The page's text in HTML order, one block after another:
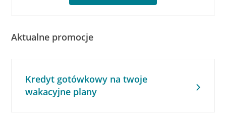
Aktualne promocje
Kredyt gotówkowy na twoje
wakacyjne plany